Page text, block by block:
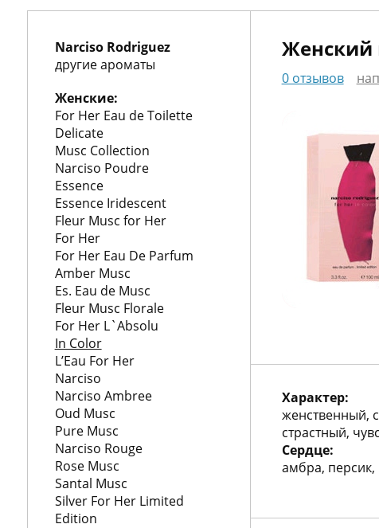
Narciso Rodriguez
другие ароматы
Женские:
For Her Eau de Toilette
Delicate
Musc Collection
Narciso Poudre
Essence
Essence Iridescent
Fleur Musc for Her
For Her
For Her Eau De Parfum
Amber Musc
Es. Eau de Musc
Fleur Musc Florale
For Her L`Absolu
In Color
L’Eau For Her
Narciso
Narciso Ambree
Oud Musc
Pure Musc
Narciso Rouge
Rose Musc
Santal Musc
Silver For Her Limited
Edition
Женский
0 отзывов
Характер:
женственный,
страстный,
Сердце:
амбра, персик,
Гарантии
клиентам
Доставка
и
оплата
Контакты
пн.-
вс.
10:00-
20:00
+7
(495)
772
06
81